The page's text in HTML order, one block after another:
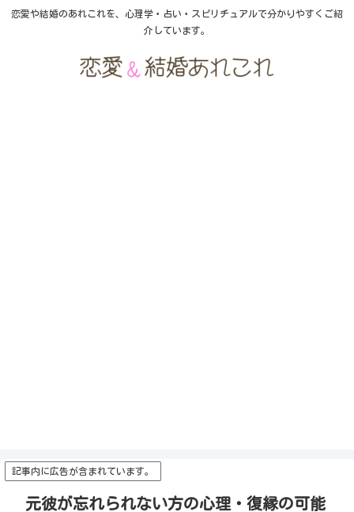
恋愛や結婚のあれこれを、心理学・占い・スピリチュアルで分かりやすくご紹
介しています。
記事内に広告が含まれています。
元彼が忘れられない方の心理・復縁の可能